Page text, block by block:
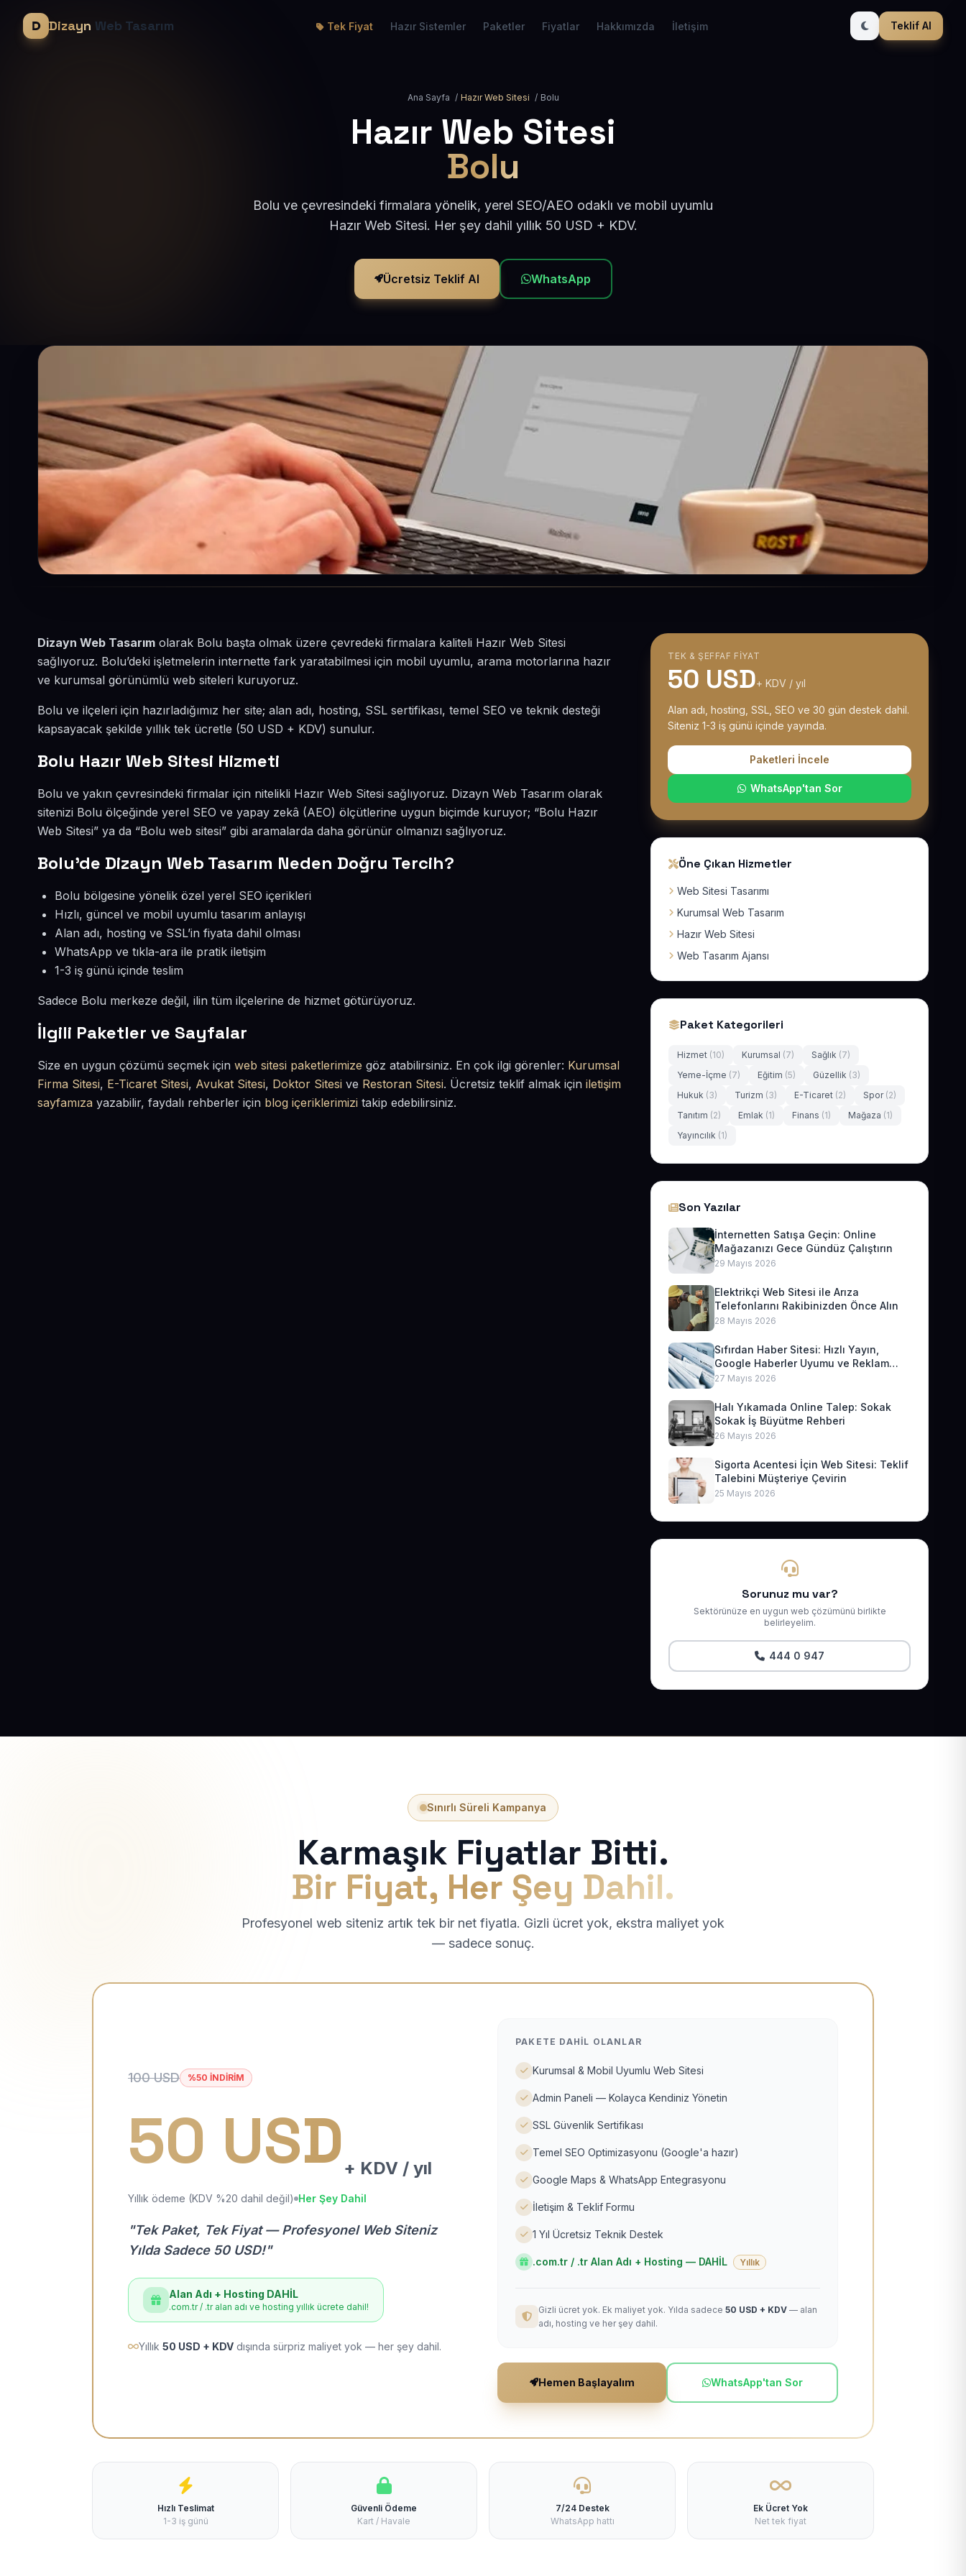
Dizayn Web Tasarım Tek Fiyat Hazır Sistemler Paketler Fiyatlar Hakkımızda İletişim Teklif Al
Ana Sayfa / Hazır Web Sitesi / Bolu
Hazır Web Sitesi
Bolu
Bolu ve çevresindeki firmalara yönelik, yerel SEO/AEO odaklı ve mobil uyumlu
Hazır Web Sitesi. Her şey dahil yıllık 50 USD + KDV.
Ücretsiz Teklif Al WhatsApp
Dizayn Web Tasarım olarak Bolu başta olmak üzere çevredeki firmalara kaliteli Hazır Web Sitesi
sağlıyoruz. Bolu’deki işletmelerin internette fark yaratabilmesi için mobil uyumlu, arama motorlarına hazır
ve kurumsal görünümlü web siteleri kuruyoruz.
Bolu ve ilçeleri için hazırladığımız her site; alan adı, hosting, SSL sertifikası, temel SEO ve teknik desteği
kapsayacak şekilde yıllık tek ücretle (50 USD + KDV) sunulur.
Bolu Hazır Web Sitesi Hizmeti
Bolu ve yakın çevresindeki firmalar için nitelikli Hazır Web Sitesi sağlıyoruz. Dizayn Web Tasarım olarak
sitenizi Bolu ölçeğinde yerel SEO ve yapay zekâ (AEO) ölçütlerine uygun biçimde kuruyor; “Bolu Hazır
Web Sitesi” ya da “Bolu web sitesi” gibi aramalarda daha görünür olmanızı sağlıyoruz.
Bolu’de Dizayn Web Tasarım Neden Doğru Tercih?
Bolu bölgesine yönelik özel yerel SEO içerikleri
Hızlı, güncel ve mobil uyumlu tasarım anlayışı
Alan adı, hosting ve SSL’in fiyata dahil olması
WhatsApp ve tıkla-ara ile pratik iletişim
1-3 iş günü içinde teslim
Sadece Bolu merkeze değil, ilin tüm ilçelerine de hizmet götürüyoruz.
İlgili Paketler ve Sayfalar
Size en uygun çözümü seçmek için web sitesi paketlerimize göz atabilirsiniz. En çok ilgi görenler: Kurumsal
Firma Sitesi, E-Ticaret Sitesi, Avukat Sitesi, Doktor Sitesi ve Restoran Sitesi. Ücretsiz teklif almak için iletişim
sayfamıza yazabilir, faydalı rehberler için blog içeriklerimizi takip edebilirsiniz.
TEK & ŞEFFAF FIYAT
50 USD+ KDV / yıl
Alan adı, hosting, SSL, SEO ve 30 gün destek dahil.
Siteniz 1-3 iş günü içinde yayında.
Paketleri İncele
WhatsApp'tan Sor
Öne Çıkan Hizmetler
Web Sitesi Tasarımı
Kurumsal Web Tasarım
Hazır Web Sitesi
Web Tasarım Ajansı
Paket Kategorileri
Hizmet (10) Kurumsal (7) Sağlık (7)
Yeme-İçme (7) Eğitim (5) Güzellik (3)
Hukuk (3) Turizm (3) E-Ticaret (2) Spor (2)
Tanıtım (2) Emlak (1) Finans (1) Mağaza (1)
Yayıncılık (1)
Son Yazılar
İnternetten Satışa Geçin: Online
Mağazanızı Gece Gündüz Çalıştırın
29 Mayıs 2026
Elektrikçi Web Sitesi ile Arıza
Telefonlarını Rakibinizden Önce Alın
28 Mayıs 2026
Sıfırdan Haber Sitesi: Hızlı Yayın,
Google Haberler Uyumu ve Reklam
Geliri
27 Mayıs 2026
Halı Yıkamada Online Talep: Sokak
Sokak İş Büyütme Rehberi
26 Mayıs 2026
Sigorta Acentesi İçin Web Sitesi: Teklif
Talebini Müşteriye Çevirin
25 Mayıs 2026
Sorunuz mu var?
Sektörünüze en uygun web çözümünü birlikte
belirleyelim.
444 0 947
Sınırlı Süreli Kampanya
Karmaşık Fiyatlar Bitti.
Bir Fiyat, Her Şey Dahil.
Profesyonel web siteniz artık tek bir net fiyatla. Gizli ücret yok, ekstra maliyet yok
— sadece sonuç.
100 USD %50 İNDİRİM
50 USD + KDV / yıl
Yıllık ödeme (KDV %20 dahil değil) Her Şey Dahil
"Tek Paket, Tek Fiyat — Profesyonel Web Siteniz
Yılda Sadece 50 USD!"
Alan Adı + Hosting DAHİL
.com.tr / .tr alan adı ve hosting yıllık ücrete dahil!
Yıllık 50 USD + KDV dışında sürpriz maliyet yok — her şey dahil.
PAKETE DAHIL OLANLAR
Kurumsal & Mobil Uyumlu Web Sitesi
Admin Paneli — Kolayca Kendiniz Yönetin
SSL Güvenlik Sertifikası
Temel SEO Optimizasyonu (Google'a hazır)
Google Maps & WhatsApp Entegrasyonu
İletişim & Teklif Formu
1 Yıl Ücretsiz Teknik Destek
.com.tr / .tr Alan Adı + Hosting — DAHİL Yıllık
Gizli ücret yok. Ek maliyet yok. Yılda sadece 50 USD + KDV — alan
adı, hosting ve her şey dahil.
Hemen Başlayalım WhatsApp'tan Sor
Hızlı Teslimat
1-3 iş günü
Güvenli Ödeme
Kart / Havale
7/24 Destek
WhatsApp hattı
Ek Ücret Yok
Net tek fiyat